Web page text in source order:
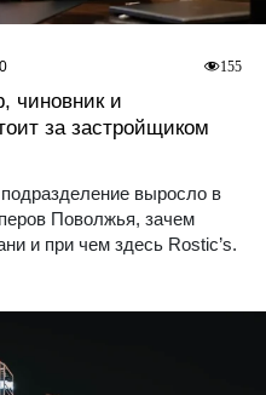
чиновник и
за застройщиком
выросло в
Поволжья, зачем
и при чем здесь Rostic’s.
155